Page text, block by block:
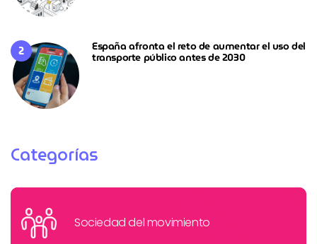
España afronta el reto de aumentar el uso del
transporte público antes de 2030
Categorías
Sociedad del movimiento